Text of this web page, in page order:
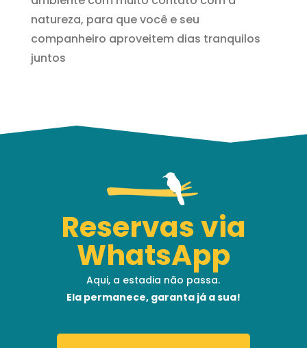
natureza, para que você e seu
companheiro aproveitem dias tranquilos
juntos
Reservas via
WhatsApp
Aqui, a estadia não passa.
Ela permanece, garanta já a sua!